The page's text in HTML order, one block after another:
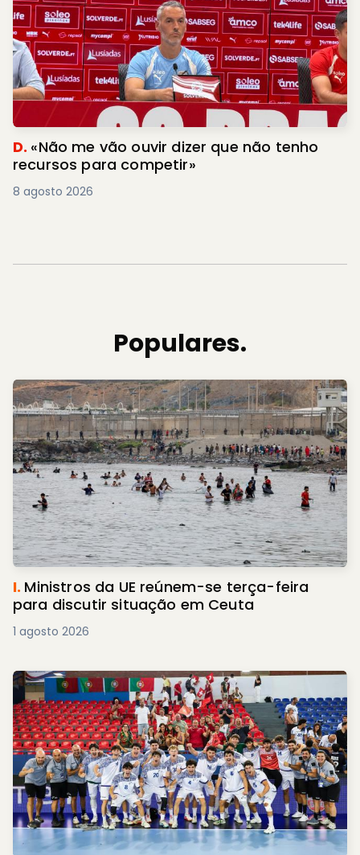
D. «Não me vão ouvir dizer que não tenho
recursos para competir»
8 agosto 2026
Populares.
I. Ministros da UE reúnem-se terça-feira
para discutir situação em Ceuta
1 agosto 2026